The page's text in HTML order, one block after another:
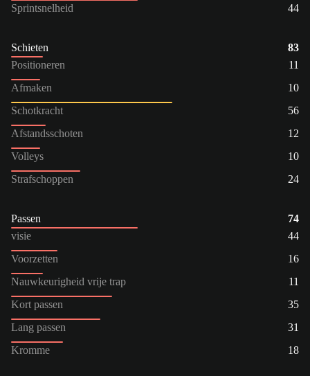
Sprintsnelheid
44
Schieten
83
Positioneren
11
Afmaken
10
Schotkracht
56
Afstandsschoten
12
Volleys
10
Strafschoppen
24
Passen
74
visie
44
Voorzetten
16
Nauwkeurigheid vrije trap
11
Kort passen
35
Lang passen
31
Kromme
18